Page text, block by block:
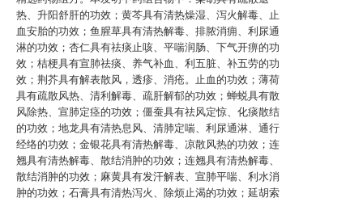
热、升阳舒肝的功效；黄芩具有清热燥湿、泻火解毒、止
血安胎的功效；鱼腥草具有清热解毒、排脓消痈、利尿通
淋的功效；杏仁具有祛痰止咳、平喘润肠、下气开痹的功
效；桔梗具有宣肺祛痰、养气补血、利五脏、补五劳的功
效；荆芥具有解表散风，透疹、消疮。止血的功效；薄荷
具有疏散风热、清利解毒、疏肝解郁的功效；蝉蜕具有散
风除热、宣肺定痉的功效；僵蚕具有祛风定惊、化痰散结
的功效；地龙具有清热息风、清肺定喘、利尿通淋、通行
经络的功效；金银花具有清热解毒、凉散风热的功效；连
翘具有清热解毒、散结消肿的功效；连翘具有清热解毒、
散结消肿的功效；麻黄具有发汗解表、宣肺平喘、利水消
肿的功效；石膏具有清热泻火、除烦止渴的功效；延胡索